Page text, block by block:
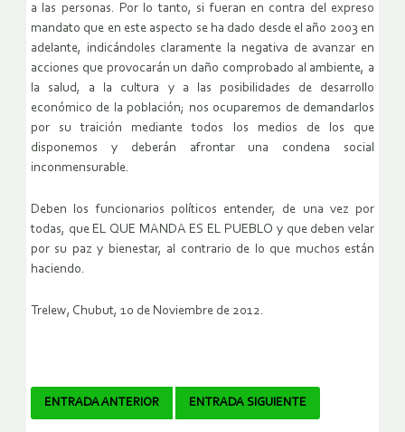
a las personas. Por lo tanto, si fueran en contra del expreso
mandato que en este aspecto se ha dado desde el año 2003 en
adelante, indicándoles claramente la negativa de avanzar en
acciones que provocarán un daño comprobado al ambiente, a
la salud, a la cultura y a las posibilidades de desarrollo
económico de la población; nos ocuparemos de demandarlos
por su traición mediante todos los medios de los que
disponemos y deberán afrontar una condena social
inconmensurable.
Deben los funcionarios políticos entender, de una vez por
todas, que EL QUE MANDA ES EL PUEBLO y que deben velar
por su paz y bienestar, al contrario de lo que muchos están
haciendo.
Trelew, Chubut, 10 de Noviembre de 2012.
Navegador
ENTRADA ANTERIOR ENTRADA SIGUIENTE